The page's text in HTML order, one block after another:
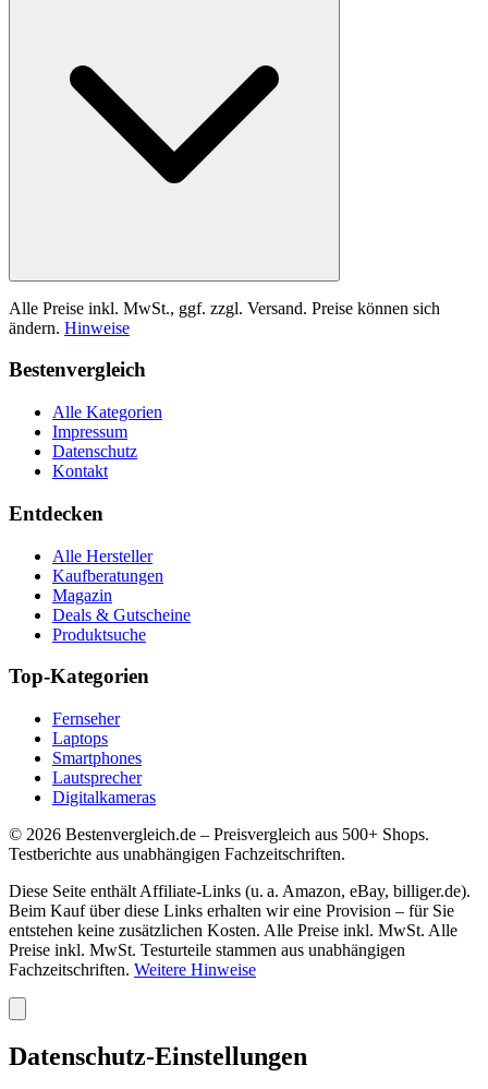
Alle Preise inkl. MwSt., ggf. zzgl. Versand. Preise können sich
ändern. Hinweise
Bestenvergleich
Alle Kategorien
Impressum
Datenschutz
Kontakt
Entdecken
Alle Hersteller
Kaufberatungen
Magazin
Deals & Gutscheine
Produktsuche
Top-Kategorien
Fernseher
Laptops
Smartphones
Lautsprecher
Digitalkameras
© 2026 Bestenvergleich.de – Preisvergleich aus 500+ Shops.
Testberichte aus unabhängigen Fachzeitschriften.
Diese Seite enthält Affiliate-Links (u. a. Amazon, eBay, billiger.de).
Beim Kauf über diese Links erhalten wir eine Provision – für Sie
entstehen keine zusätzlichen Kosten. Alle Preise inkl. MwSt. Alle
Preise inkl. MwSt. Testurteile stammen aus unabhängigen
Fachzeitschriften. Weitere Hinweise
Datenschutz-Einstellungen